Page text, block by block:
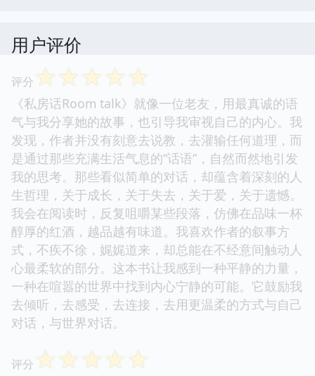
用户评价
评分 ☆☆☆☆☆
《私房话Room talk》就像一位老友，用最真诚的语
气与我分享她的故事，也引导我审视自己的内心。我
发现，作者并没有刻意去说教，去灌输任何道理，而
是通过那些充满生活气息的“话语”，自然而然地引发
我的思考。那些看似简单的对话，却蕴含着深刻的人
生哲理，关于成长，关于失去，关于爱，关于遗憾。
我会在阅读时，反复咀嚼某些段落，仿佛在品味一杯
醇厚的红酒，越品越有味道。我喜欢作者的叙事方
式，不疾不徐，娓娓道来，却总能在不经意间触动人
心最柔软的部分。这本书让我感到一种平静的力量，
一种在喧嚣的世界中找到内心宁静的可能。它鼓励我
去倾听，去感受，去连接，去用更温柔的方式与自己
对话，与世界对话。
评分 ☆☆☆☆☆